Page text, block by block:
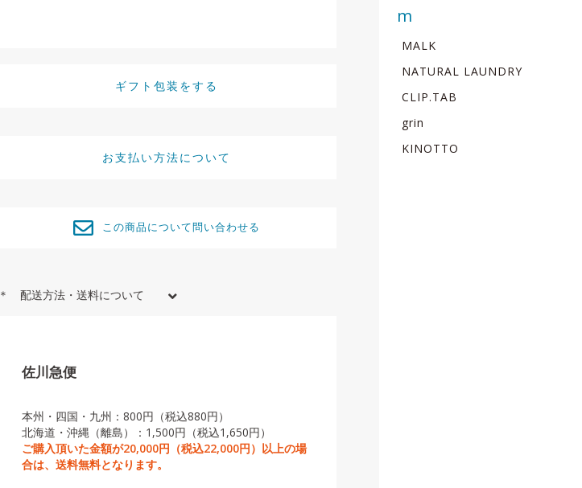
MALK
NATURAL LAUNDRY
CLIP.TAB
grin
KINOTTO
ギフト包装をする
お支払い方法について
この商品について問い合わせる
＊ 配送方法・送料について
佐川急便
本州・四国・九州：800円（税込880円）
北海道・沖縄（離島）：1,500円（税込1,650円）
ご購入頂いた金額が20,000円（税込22,000円）以上の場
合は、送料無料となります。